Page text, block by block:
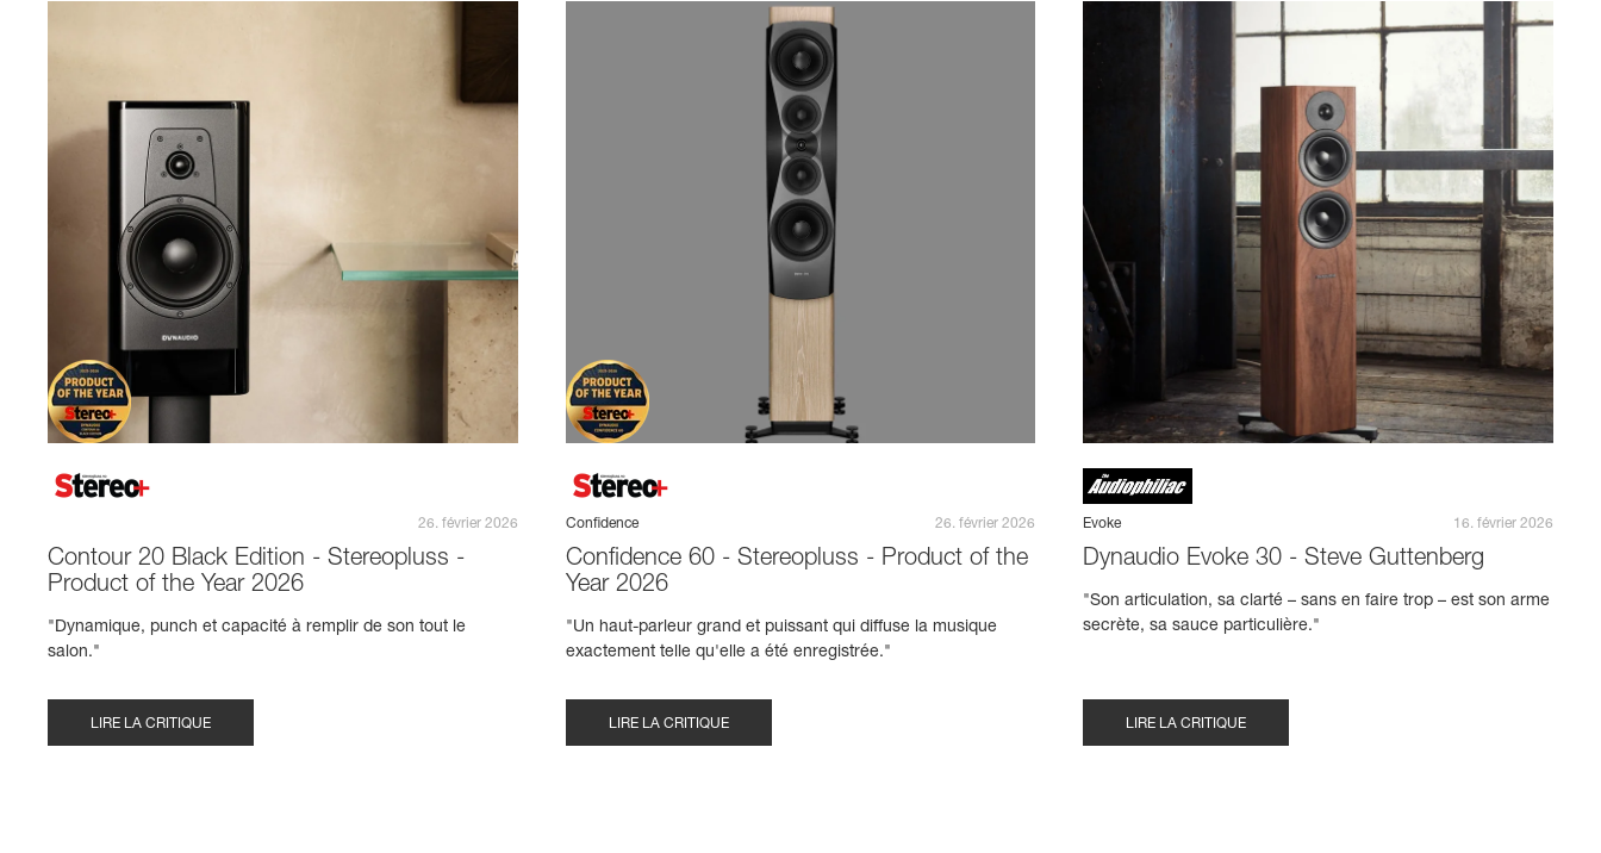
26. février 2026
Contour 20 Black Edition - Stereopluss -
Product of the Year 2026
"Dynamique, punch et capacité à remplir de son tout le
salon."
LIRE LA CRITIQUE
Confidence 26. février 2026
Confidence 60 - Stereopluss - Product of the
Year 2026
"Un haut-parleur grand et puissant qui diffuse la musique
exactement telle qu'elle a été enregistrée."
LIRE LA CRITIQUE
Evoke 16. février 2026
Dynaudio Evoke 30 - Steve Guttenberg
"Son articulation, sa clarté – sans en faire trop – est son arme
secrète, sa sauce particulière."
LIRE LA CRITIQUE